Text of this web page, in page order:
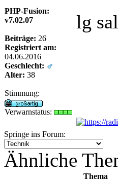
PHP-Fusion:
v7.02.07
Beiträge: 26
Registriert am:
04.06.2016
Geschlecht:
Alter: 38
Stimmung:
lg
Verwarnstatus:
Springe ins Forum:
Ähnliche
Thema